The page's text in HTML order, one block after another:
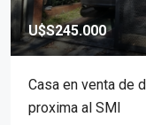
U$S245.000
Casa en venta de
proxima al SMI